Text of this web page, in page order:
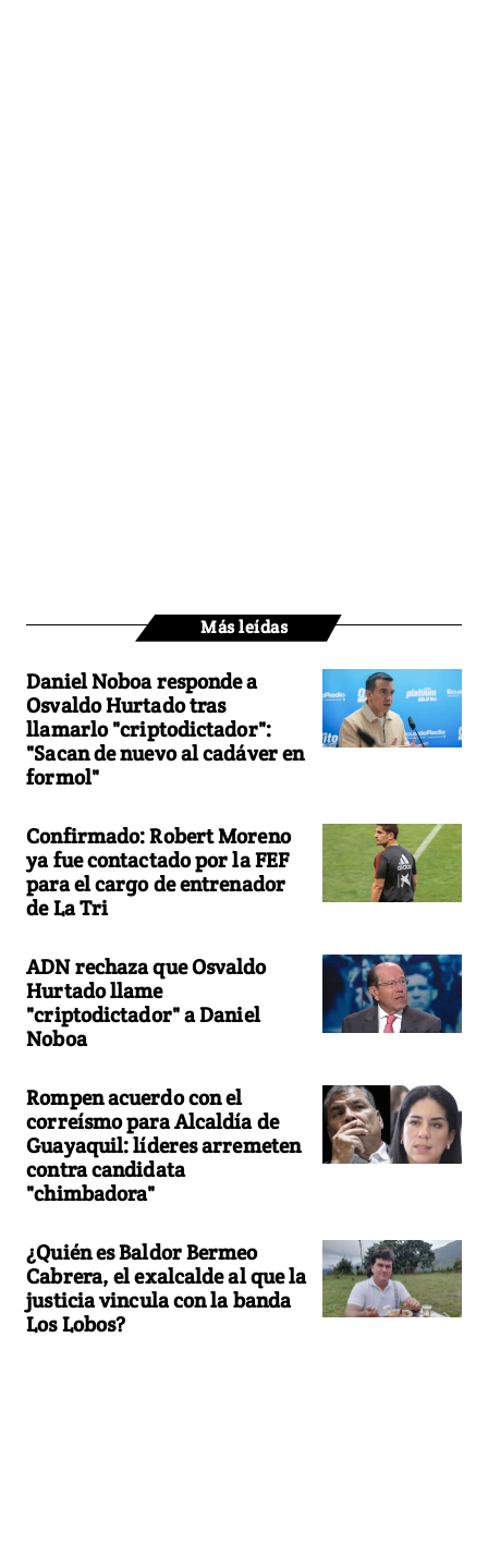
Más leídas
Daniel Noboa responde a
Osvaldo Hurtado tras
llamarlo "criptodictador":
"Sacan de nuevo al cadáver en
formol"
Confirmado: Robert Moreno
ya fue contactado por la FEF
para el cargo de entrenador
de La Tri
ADN rechaza que Osvaldo
Hurtado llame
"criptodictador" a Daniel
Noboa
Rompen acuerdo con el
correísmo para Alcaldía de
Guayaquil: líderes arremeten
contra candidata
"chimbadora"
¿Quién es Baldor Bermeo
Cabrera, el exalcalde al que la
justicia vincula con la banda
Los Lobos?